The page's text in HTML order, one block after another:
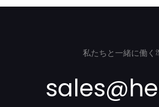
私たちと一緒に働く